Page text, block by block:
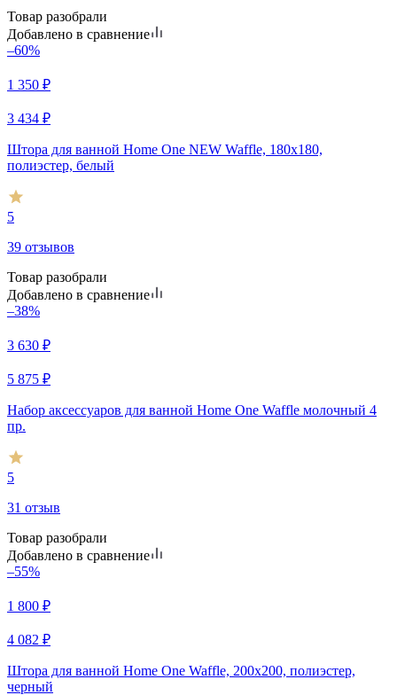
Товар разобрали
Добавлено в сравнение
–60%
1 350 ₽
3 434 ₽
Штора для ванной Home One NEW Waffle, 180х180,
полиэстер, белый
5
39 отзывов
Товар разобрали
Добавлено в сравнение
–38%
3 630 ₽
5 875 ₽
Набор аксессуаров для ванной Home One Waffle молочный 4
пр.
5
31 отзыв
Товар разобрали
Добавлено в сравнение
–55%
1 800 ₽
4 082 ₽
Штора для ванной Home One Waffle, 200х200, полиэстер,
черный